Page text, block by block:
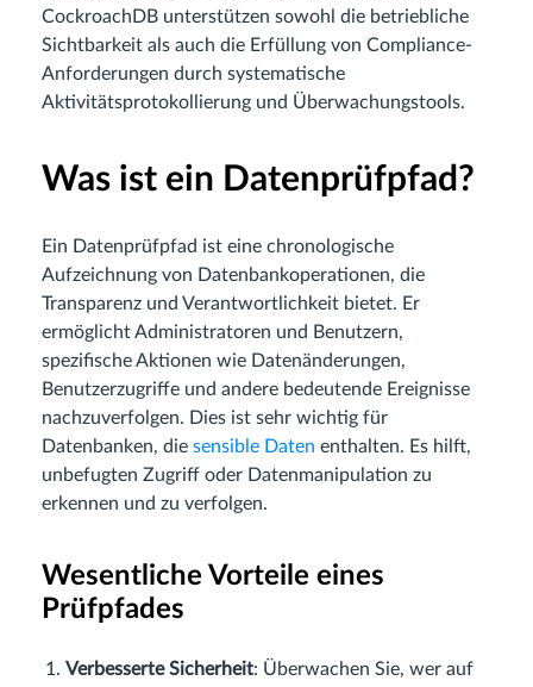
CockroachDB unterstützen sowohl die betriebliche
Sichtbarkeit als auch die Erfüllung von Compliance-
Anforderungen durch systematische
Aktivitätsprotokollierung und Überwachungstools.
Was ist ein Datenprüfpfad?
Ein Datenprüfpfad ist eine chronologische
Aufzeichnung von Datenbankoperationen, die
Transparenz und Verantwortlichkeit bietet. Er
ermöglicht Administratoren und Benutzern,
spezifische Aktionen wie Datenänderungen,
Benutzerzugriffe und andere bedeutende Ereignisse
nachzuverfolgen. Dies ist sehr wichtig für
Datenbanken, die sensible Daten enthalten. Es hilft,
unbefugten Zugriff oder Datenmanipulation zu
erkennen und zu verfolgen.
Wesentliche Vorteile eines
Prüfpfades
Verbesserte Sicherheit: Überwachen Sie, wer auf